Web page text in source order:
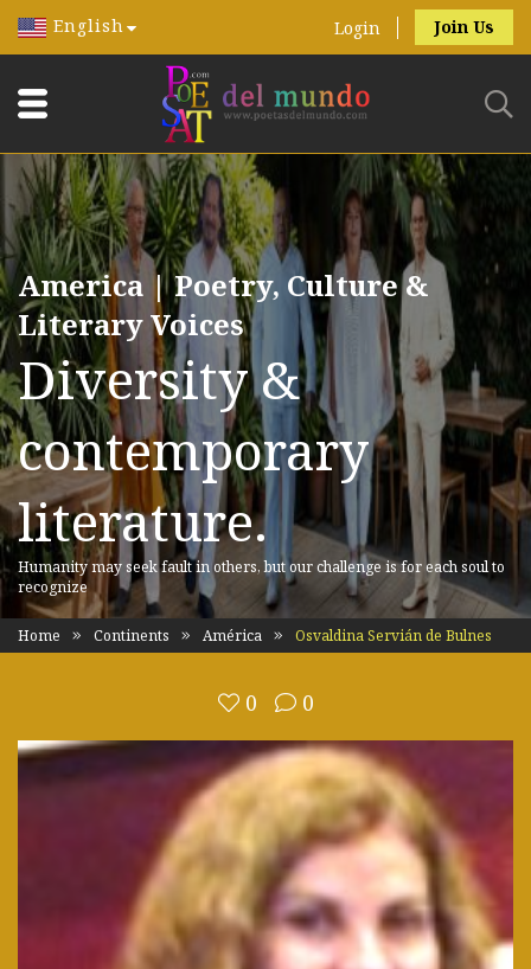
English Login Join Us
America | Poetry, Culture &
Literary Voices
Diversity &
contemporary
literature.
Humanity may seek fault in others, but our challenge is for each soul to
recognize
Home Continents América Osvaldina Servián de Bulnes
0 0